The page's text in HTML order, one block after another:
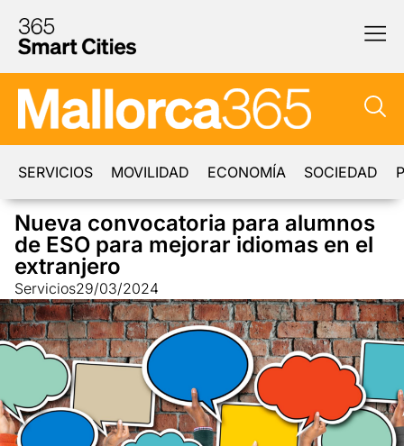
SERVICIOS MOVILIDAD ECONOMÍA SOCIEDAD
Nueva convocatoria para alumnos
de ESO para mejorar idiomas en el
extranjero
Servicios29/03/2024